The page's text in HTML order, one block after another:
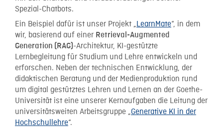
Spezial-Chatbots.
Ein Beispiel dafür ist unser Projekt „LearnMate“, in dem
wir, basierend auf einer Retrieval-Augmented
Generation (RAG)-Architektur, KI-gestützte
Lernbegleitung für Studium und Lehre entwickeln und
erforschen. Neben der technischen Entwicklung, der
didaktischen Beratung und der Medienproduktion rund
um digital gestütztes Lehren und Lernen an der Goethe-
Universität ist eine unserer Kernaufgaben die Leitung der
universitätsweiten Arbeitsgruppe „Generative KI in der
Hochschullehre“.